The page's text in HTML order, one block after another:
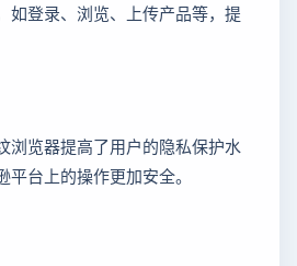
如登录、浏览、上传产品等，提
浏览器提高了用户的隐私保护水
台上的操作更加安全。